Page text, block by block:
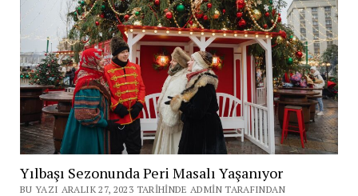
Yılbaşı Sezonunda Peri Masalı Yaşanıyor
BU YAZI ARALIK 27, 2023 TARIHINDE ADMIN TARAFINDAN